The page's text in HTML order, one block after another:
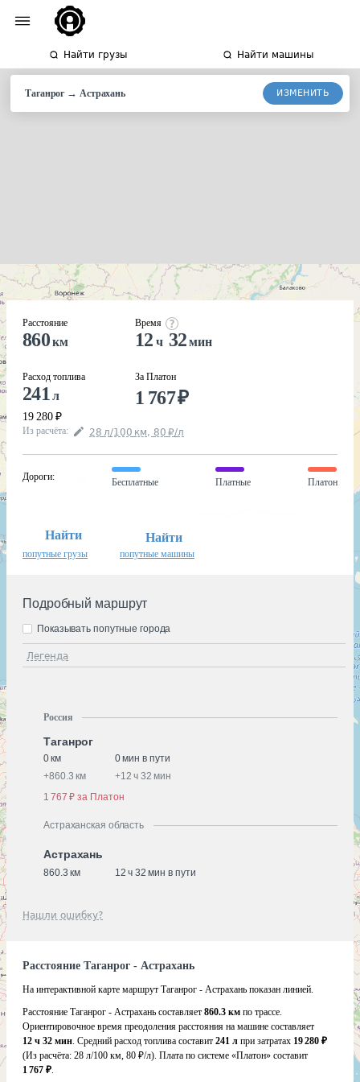
Найти грузы Найти машины
Таганрог→ Астрахань ИЗМЕНИТЬ
Расстояние
860км
Расход топлива
241 л
19 280 ₽
Время
12 ч 32 мин
За Платон
1 767₽
Из расчёта: 28 л/100 км, 80 ₽/л
Дороги:
Бесплатные Платные Платон
Найти
попутные грузы
Найти
попутные машины
Подробный маршрут
Легенда
Показывать попутные города
Россия
Таганрог
0 км
0 мин в пути
+860.3 км +12 ч 32 мин
1 767 ₽ за Платон
Астраханская область
Астрахань
860.3 км 12 ч 32 мин в пути
Нашли ошибку?
Расстояние Таганрог - Астрахань
На интерактивной карте маршрут Таганрог - Астрахань показан линией.
Расстояние Таганрог - Астрахань составляет 860.3 км по трассе.
Ориентировочное время преодоления расстояния на машине составляет
12 ч 32 мин. Средний расход топлива составит 241 л при затратах 19 280 ₽
(Из расчёта: 28 л/100 км, 80 ₽/л). Плата по системе «Платон» составит
1 767 ₽.